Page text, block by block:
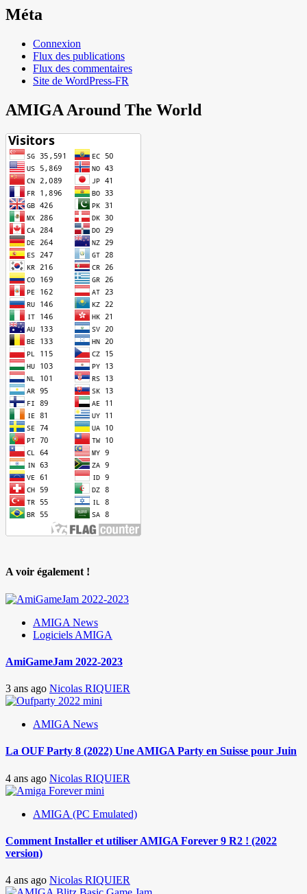
Méta
Connexion
Flux des publications
Flux des commentaires
Site de WordPress-FR
AMIGA Around The World
A voir également !
AMIGA News
Logiciels AMIGA
AmiGameJam 2022-2023
3 ans ago Nicolas RIQUIER
AMIGA News
La OUF Party 8 (2022) Une AMIGA Party en Suisse pour Juin
4 ans ago Nicolas RIQUIER
AMIGA (PC Emulated)
Comment Installer et utiliser AMIGA Forever 9 R2 ! (2022
version)
4 ans ago Nicolas RIQUIER